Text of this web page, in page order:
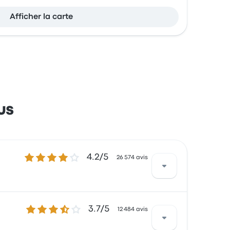
Afficher la carte
4.2 sur 5 étoiles 4.2/5 26 574 avis
par la propreté et l'accessibilité des
commencer à 20 €
3.7 sur 5 étoiles 3.7/5 12 484 avis